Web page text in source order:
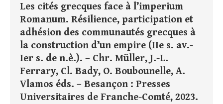
Les cités grecques face à l’imperium
Romanum. Résilience, participation et
adhésion des communautés grecques à
la construction d’un empire (IIe s. av.-
Ier s. de n.è.). – Chr. Müller, J.-L.
Ferrary, Cl. Bady, O. Boubounelle, A.
Vlamos éds. – Besançon : Presses
Universitaires de Franche-Comté, 2023.